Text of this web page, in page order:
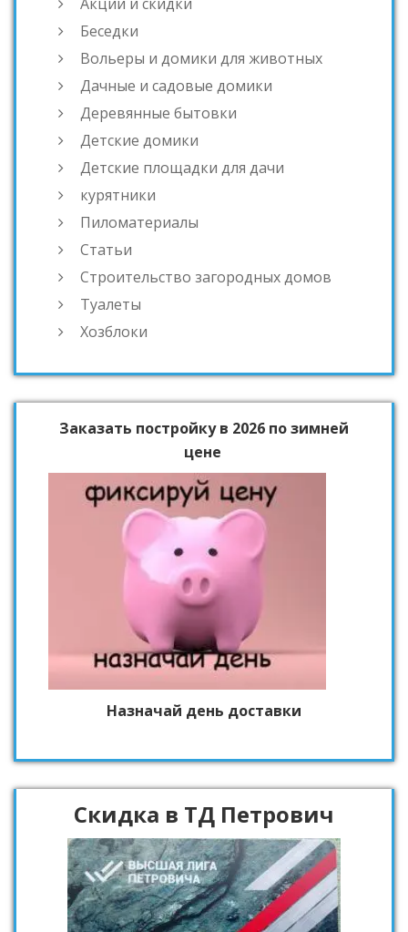
Беседки
Вольеры и домики для животных
Дачные и садовые домики
Деревянные бытовки
Детские домики
Детские площадки для дачи
курятники
Пиломатериалы
Статьи
Строительство загородных домов
Туалеты
Хозблоки
Заказать постройку в 2026 по зимней
цене
Назначай день доставки
Скидка в ТД Петрович